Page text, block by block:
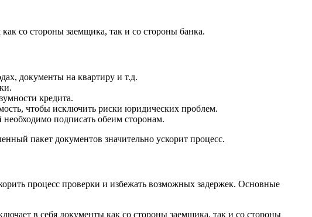
со стороны заемщика, так и со стороны банка.
документы на квартиру и т.д.
кредита.
чтобы исключить риски юридических проблем.
подписать обеим сторонам.
пакет документов значительно ускорит процесс.
процесс проверки и избежать возможных задержек. Основные
в себя документы как со стороны заемщика, так и со стороны